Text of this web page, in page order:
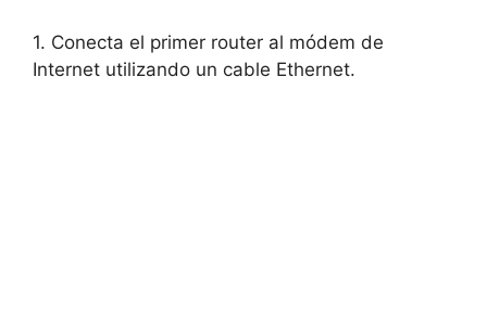
1. Conecta el primer router al módem de
Internet utilizando un cable Ethernet.